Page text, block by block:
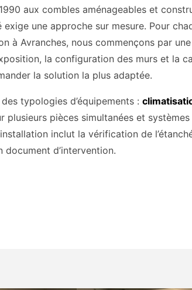
aux combles aménageables et
une approche sur mesure. Pour
à Avranches, nous commençons par
la configuration des murs et la
la solution la plus adaptée.
des typologies d’équipements :
plusieurs pièces simultanées et
inclut la vérification de
document d’intervention.